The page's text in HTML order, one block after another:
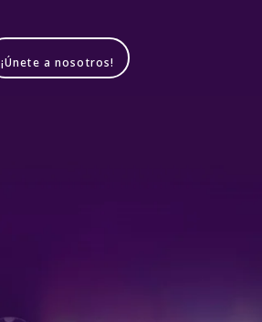
¡Únete a nosotros!